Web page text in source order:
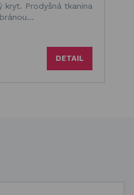
kryt. Prodyšná tkanina
DETAIL